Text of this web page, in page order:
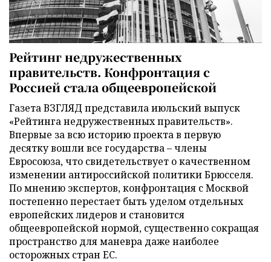
Рейтинг недружественных
правительств. Конфронтация с
Россией стала общеевропейской
Газета ВЗГЛЯД представила июльский выпуск
«Рейтинга недружественных правительств».
Впервые за всю историю проекта в первую
десятку вошли все государства – члены
Евросоюза, что свидетельствует о качественном
изменении антироссийской политики Брюсселя.
По мнению экспертов, конфронтация с Москвой
постепенно перестает быть уделом отдельных
европейских лидеров и становится
общеевропейской нормой, существенно сокращая
пространство для маневра даже наиболее
осторожных стран ЕС.